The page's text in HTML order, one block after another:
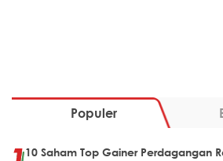
Populer
10 Saham Top Gainer Perdagangan